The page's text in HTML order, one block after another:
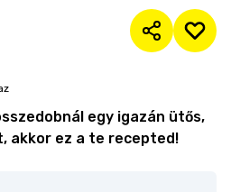
egy igazán ütős,
akkor ez a te recepted!